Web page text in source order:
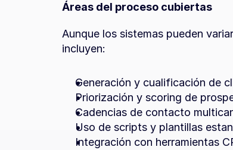
Áreas del proceso cubiertas
Aunque los sistemas pueden
incluyen:
Generación y cualificación de
Priorización y scoring de
Cadencias de contacto
Uso de scripts y plantillas
Integración con herramientas